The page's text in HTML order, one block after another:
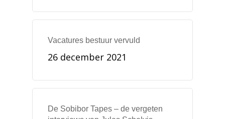
Vacatures bestuur vervuld
26 december 2021
De Sobibor Tapes – de vergeten